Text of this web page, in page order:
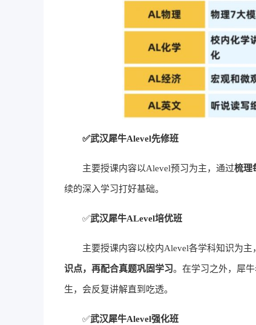
✅武汉犀牛Alevel先修班
主要授课内容以Alevel预习为主，通过梳理
续的深入学习打好基础。
✅武汉犀牛ALevel培优班
主要授课内容以校内Alevel各学科知识为主
识点，再配合真题巩固学习。在学习之外，犀
生，会反复讲解直到吃透。
✅武汉犀牛Alevel强化班